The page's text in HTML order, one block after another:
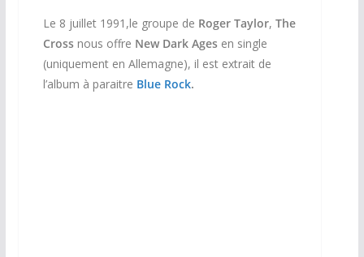
Le 8 juillet 1991,le groupe de Roger Taylor, The
Crossnous offre New Dark Agesen single
(uniquement en Allemagne), il est extrait de
l’album à paraitre Blue Rock.